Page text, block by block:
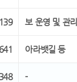
보 운영 및 관리
아라뱃길 등
-